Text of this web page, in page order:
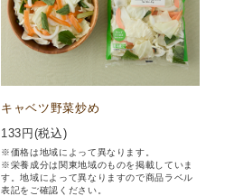
キャベツ野菜炒め
133 円(税込)
※価格は地域によって異なります。
※栄養成分は関東地域のものを掲載していま
す。地域によって異なりますので商品ラベル
表記をご確認ください。